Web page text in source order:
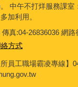
中午不打烊服務課室
加利用。
傳真:04-26836036 網
方式
所員工職場霸凌專線】